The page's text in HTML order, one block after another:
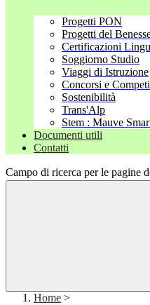
Progetti PON
Progetti del
Certificazioni
Soggiorno Studio
Viaggi di Istruzione
Concorsi e
Sostenibilità
Trans'Alp
Stem : Mauve
Documenti utili
Contatti
Campo di ricerca per le pagine
Home >